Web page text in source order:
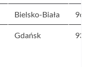
Bielsko-Biała 96
Gdańsk 93